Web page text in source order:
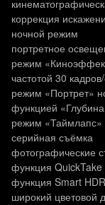
коррекция
ночной режим
портретное
режим
частотой 30
режим «Портрет»
функцией
режим «Таймлапс»
серийная съёмка
фотографические
функция QuickTake
функция Smart
широкий цветовой